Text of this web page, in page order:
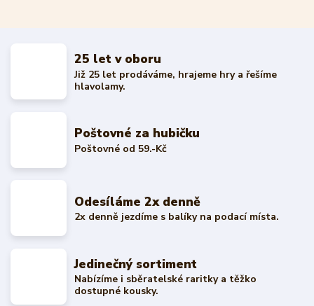
25 let v oboru
Již 25 let prodáváme, hrajeme hry a řešíme
hlavolamy.
Poštovné za hubičku
Poštovné od 59.-Kč
Odesíláme 2x denně
2x denně jezdíme s balíky na podací místa.
Jedinečný sortiment
Nabízíme i sběratelské raritky a těžko
dostupné kousky.